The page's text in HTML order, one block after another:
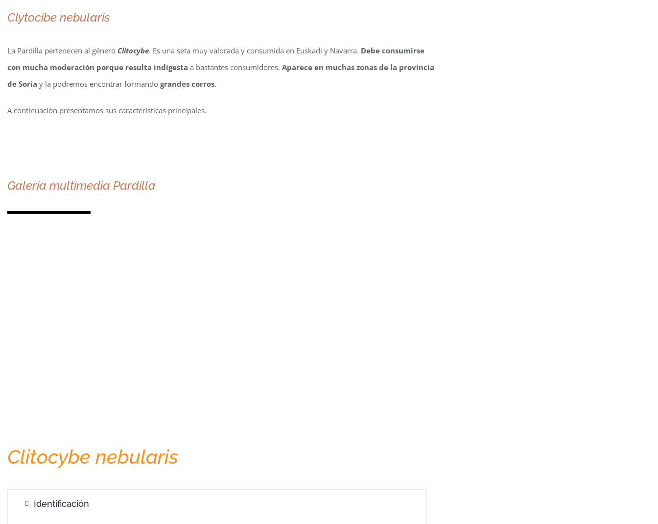
Clytocibe nebularis
La Pardilla pertenecen al género Clitocybe. Es una seta muy valorada y consumida en Euskadi y Navarra. Debe consumirse
con mucha moderación porque resulta indigesta a bastantes consumidores. Aparece en muchas zonas de la provincia
de Soria y la podremos encontrar formando grandes corros.
A continuación presentamos sus características principales.
Galería multimedia Pardilla
Clitocybe nebularis
Identificación